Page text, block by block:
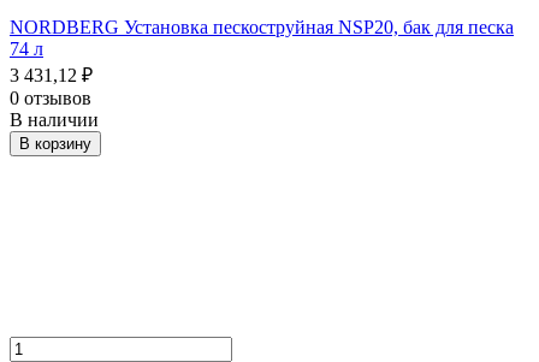
NORDBERG Установка пескоструйная NSP20, бак для песка
74 л
3 431,12 ₽
0 отзывов
В наличии
В корзину